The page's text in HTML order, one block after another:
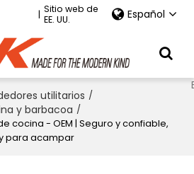
| Sitio web de
EE. UU.
Español
utilitarios /
y barbacoa /
cocina - OEM | Seguro y confiable,
para acampar